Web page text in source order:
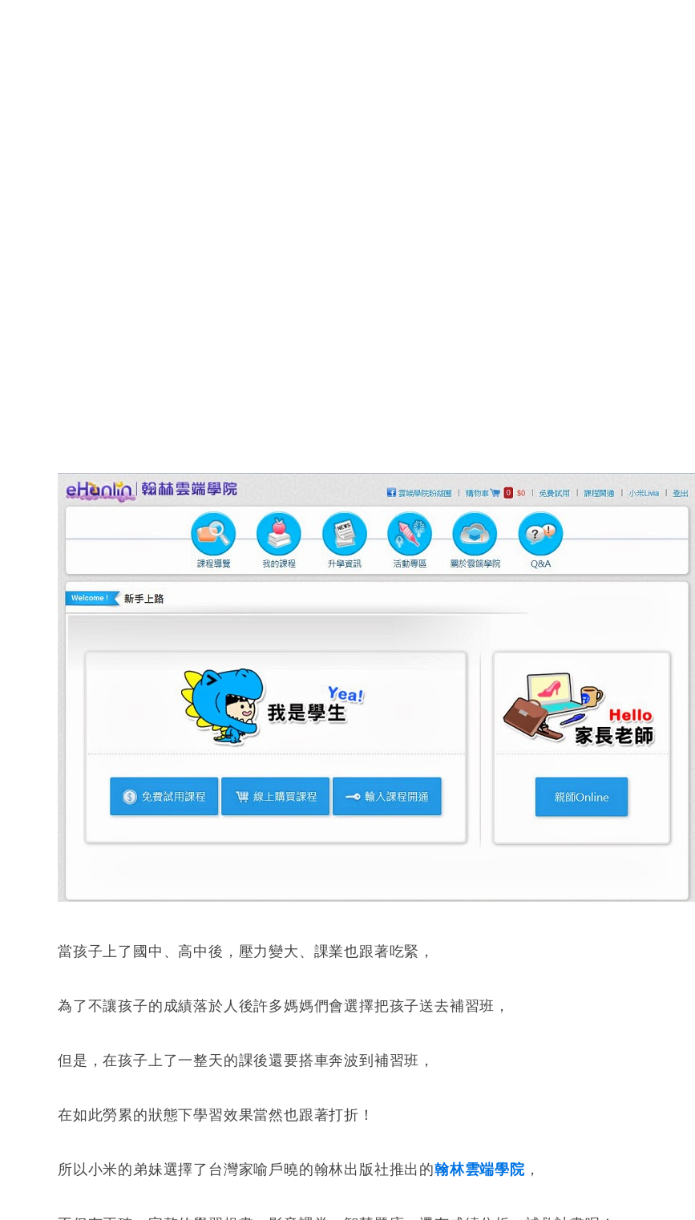
當孩子上了國中、高中後，壓力變大、課業也跟著吃緊，
為了不讓孩子的成績落於人後許多媽媽們會選擇把孩子送去補習班，
但是，在孩子上了一整天的課後還要搭車奔波到補習班，
在如此勞累的狀態下學習效果當然也跟著打折！
所以小米的弟妹選擇了台灣家喻戶曉的翰林出版社推出的翰林雲端學院，